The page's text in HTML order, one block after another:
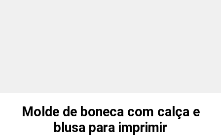
Molde de boneca com calça e
blusa para imprimir